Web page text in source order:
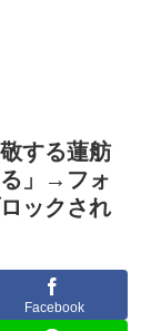
する蓮舫
」→フォ
ックされ
Facebook